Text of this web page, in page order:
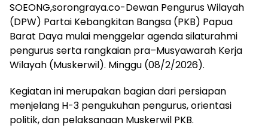
SOEONG,sorongraya.co-Dewan Pengurus Wilayah
(DPW) Partai Kebangkitan Bangsa (PKB) Papua
Barat Daya mulai menggelar agenda silaturahmi
pengurus serta rangkaian pra–Musyawarah Kerja
Wilayah (Muskerwil). Minggu (08/2/2026).
Kegiatan ini merupakan bagian dari persiapan
menjelang H-3 pengukuhan pengurus, orientasi
politik, dan pelaksanaan Muskerwil PKB.